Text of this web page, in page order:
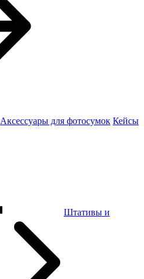
Аксессуары для фотосумок Кейсы
Штативы и